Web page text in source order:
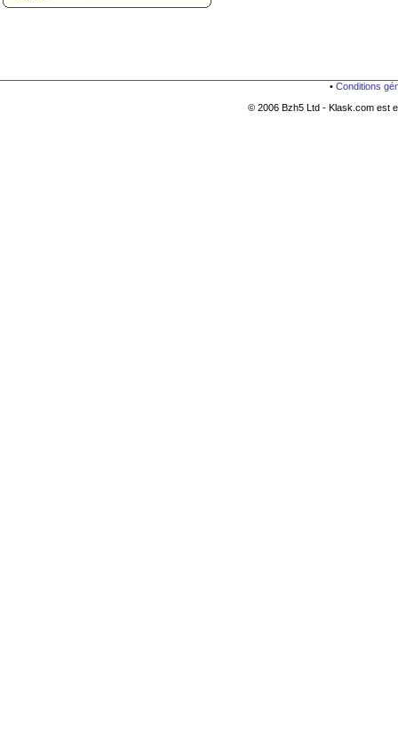
• Conditions
© 2006 Bzh5 Ltd - Klask.com est